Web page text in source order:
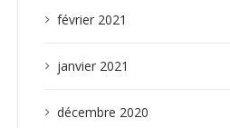
février 2021
janvier 2021
décembre 2020